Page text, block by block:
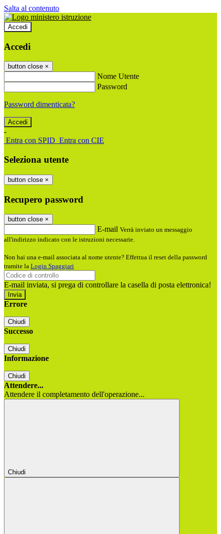
Salta al contenuto
Accedi
Accedi
button close ×
Nome Utente
Password
Password dimenticata?
-
Entra con SPID Entra con CIE
Seleziona utente
button close ×
Recupero password
button close ×
E-mail Verrà inviato un messaggio
all'indirizzo indicato con le istruzioni necessarie.
Non hai una e-mail associata al nome utente? Effettua il reset della password
tramite la Login Spaggiari
E-mail inviata, si prega di controllare la casella di posta elettronica!
Errore
Chiudi
Successo
Chiudi
Informazione
Chiudi
Attendere...
Attendere il completamento dell'operazione...
Chiudi